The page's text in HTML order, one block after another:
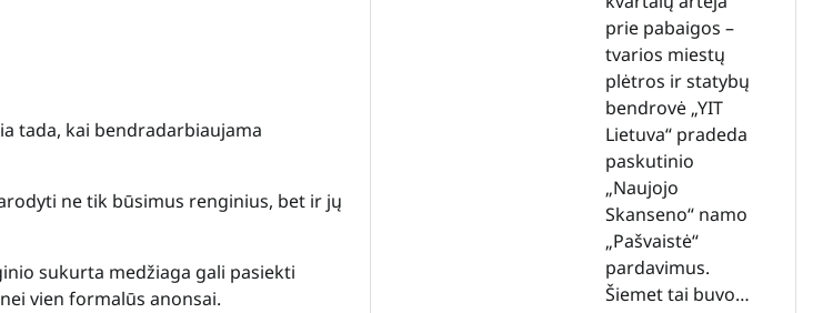
tada, kai bendradarbiaujama
ne tik būsimus renginius, bet ir jų
sukurta medžiaga gali pasiekti
vien formalūs anonsai.
prie pabaigos –
tvarios miestų
plėtros ir statybų
bendrovė „YIT
Lietuva“ pradeda
paskutinio
„Naujojo
Skanseno“ namo
„Pašvaistė“
pardavimus.
Šiemet tai buvo…